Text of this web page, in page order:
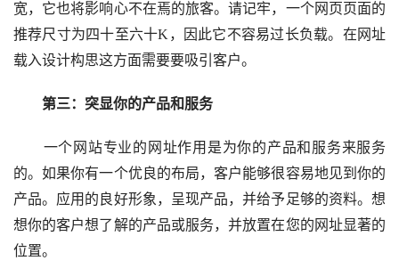
宽，它也将影响心不在焉的旅客。请记牢，一个网页页面的
推荐尺寸为四十至六十K，因此它不容易过长负载。在网址
载入设计构思这方面需要要吸引客户。
第三：突显你的产品和服务
一个网站专业的网址作用是为你的产品和服务来服务
的。如果你有一个优良的布局，客户能够很容易地见到你的
产品。应用的良好形象，呈现产品，并给予足够的资料。想
想你的客户想了解的产品或服务，并放置在您的网址显著的
位置。